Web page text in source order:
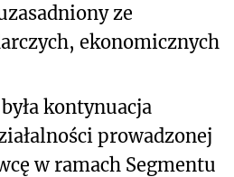
ze
ekonomicznych
kontynuacja
prowadzonej
w ramach Segmentu